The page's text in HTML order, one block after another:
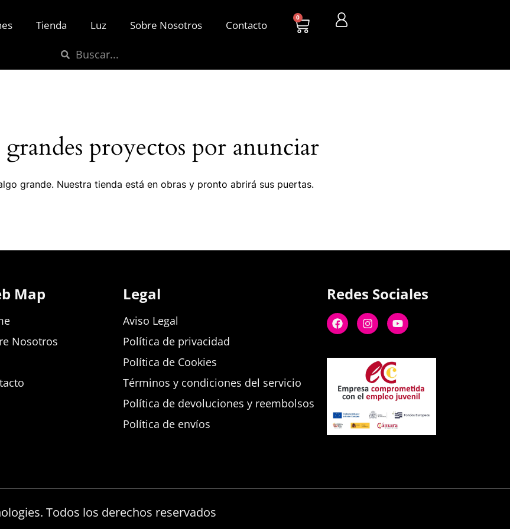
Tienda Luz Sobre Nosotros Contacto
0
proyectos por anunciar
grande. Nuestra tienda está en obras y pronto abrirá sus puertas.
Map
Nosotros
Legal
Aviso Legal
Política de privacidad
Política de Cookies
Términos y condiciones del servicio
Política de devoluciones y reembolsos
Política de envíos
Redes Sociales
Todos los derechos reservados